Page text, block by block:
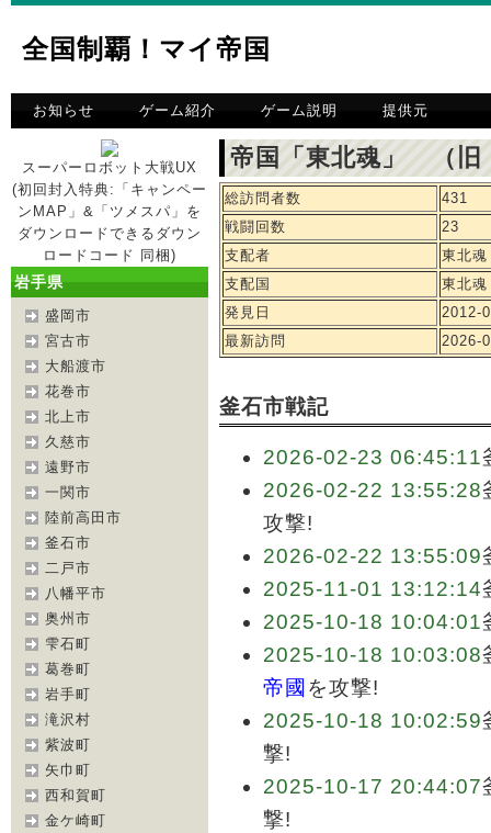
全国制覇！マイ帝国
お知らせ ゲーム紹介 ゲーム説明 提供元
スーパーロボット大戦UX
(初回封入特典:「キャンペー
ンMAP」&「ツメスパ」を
ダウンロードできるダウン
ロードコード 同梱)
岩手県
盛岡市
宮古市
大船渡市
花巻市
北上市
久慈市
遠野市
一関市
陸前高田市
釜石市
二戸市
八幡平市
奥州市
雫石町
葛巻町
岩手町
滝沢村
紫波町
矢巾町
西和賀町
金ケ崎町
帝国「東北魂」 （旧
総訪問者数
431
戦闘回数
23
支配者
東北魂
支配国
東北魂
発見日
2012-
最新訪問
2026-
釜石市戦記
2026-02-23 06:45:11
2026-02-22 13:55:28
攻撃!
2026-02-22 13:55:09
2025-11-01 13:12:14
2025-10-18 10:04:01
2025-10-18 10:03:08
帝國 を攻撃!
2025-10-18 10:02:59
撃!
2025-10-17 20:44:07
撃!